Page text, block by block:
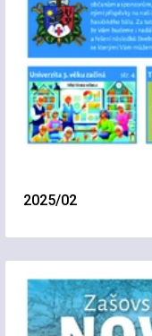
2025/02